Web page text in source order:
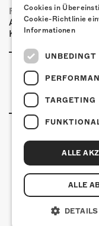
FRISCH
Am Sonntag, 15.
Kulturfabrik Kofmehl!
Cookies in
Cookie-Richtlinie
Informationen
UNBEDINGT
TARGETING
ALLE
ALLE